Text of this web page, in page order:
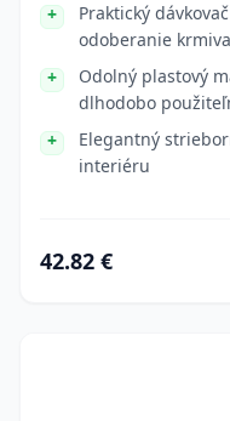
Praktický
odoberanie krmiva
Odolný plastový
dlhodobo
Elegantný
interiéru
42.82 €